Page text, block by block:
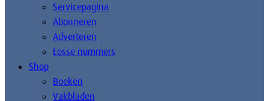
Servicepagina
Abonneren
Adverteren
Losse nummers
Shop
Boeken
Vakbladen